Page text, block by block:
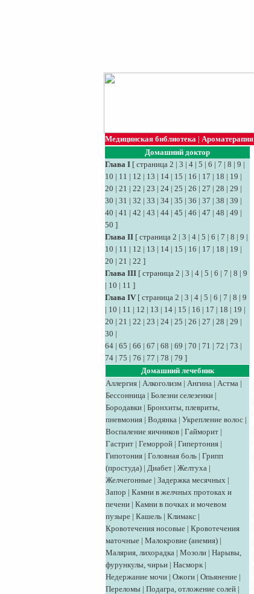
Медицинская библиотека | Ароматерапия
Домашний доктор
Глава I [ страница 2 | 3 | 4 | 5 | 6 | 7 | 8 | 9 |
10 | 11 | 12 | 13 | 14 | 15 | 16 | 17 | 18 | 19 |
20 | 21 | 22 | 23 | 24 | 25 | 26 | 27 | 28 | 29 |
30 | 31 | 32 | 33 | 34 | 35 | 36 | 37 | 38 | 39 |
40 | 41 | 42 | 43 | 44 | 45 | 46 | 47 | 48 | 49 |
50 ]
Глава II [ страница 2 | 3 | 4 | 5 | 6 | 7 | 8 | 9 |
10 | 11 | 12 | 13 | 14 | 15 | 16 | 17 | 18 | 19 |
20 | 21 | 22 ]
Глава III [ страница 2 | 3 | 4 | 5 | 6 | 7 | 8 | 9
| 10 | 11 ]
Глава IV [ страница 2 | 3 | 4 | 5 | 6 | 7 | 8 | 9
| 10 | 11 | 12 | 13 | 14 | 15 | 16 | 17 | 18 | 19 |
20 | 21 | 22 | 23 | 24 | 25 | 26 | 27 | 28 | 29 |
30 |
64 | 65 | 66 | 67 | 68 | 69 | 70 | 71 | 72 | 73 |
74 | 75 | 76 | 77 | 78 | 79 ]
Домашний лечебник
Аллергия | Алкоголизм | Ангина | Астма |
Бессонница | Болезни селезенки |
Бородавки | Бронхиты, плевриты,
пневмония | Водянка | Укрепление волос |
Воспаление яичников | Гайморит |
Гастрит | Геморрой | Гипертония |
Гипотония | Головная боль | Грипп
(простуда) | Диабет | Желтуха |
Желчегонные | Задержка месячных |
Запор | Камни в желчных протоках и
печени | Камни в почках и мочевом
пузыре | Кашель | Климакс |
Кровотечения носовые | Кровотечения
маточные | Малокровие (анемия) |
Малярия, лихорадка | Мозоли | Нарывы,
фурункулы, чирьи | Насморк |
Недержание мочи | Ожоги | Опьянение |
Переломы | Подагра, отложение солей |